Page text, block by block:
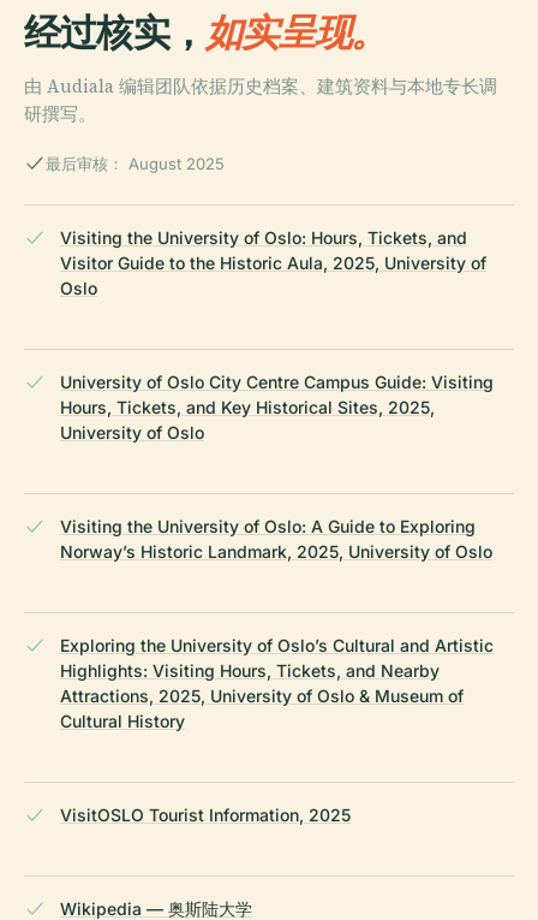
经过核实， 如实呈现。
由 Audiala 编辑团队依据历史档案、建筑资料与本地专长调
研撰写。
最后审核： August 2025
Visiting the University of Oslo: Hours, Tickets, and
Visitor Guide to the Historic Aula, 2025, University of
Oslo
University of Oslo City Centre Campus Guide: Visiting
Hours, Tickets, and Key Historical Sites, 2025,
University of Oslo
Visiting the University of Oslo: A Guide to Exploring
Norway’s Historic Landmark, 2025, University of Oslo
Exploring the University of Oslo’s Cultural and Artistic
Highlights: Visiting Hours, Tickets, and Nearby
Attractions, 2025, University of Oslo & Museum of
Cultural History
VisitOSLO Tourist Information, 2025
Wikipedia — 奥斯陆大学